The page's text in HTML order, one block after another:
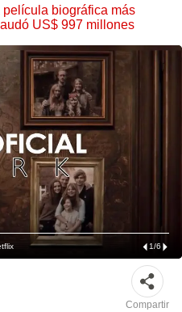
biográfica más
US$ 997 millones
1/6
Compartir